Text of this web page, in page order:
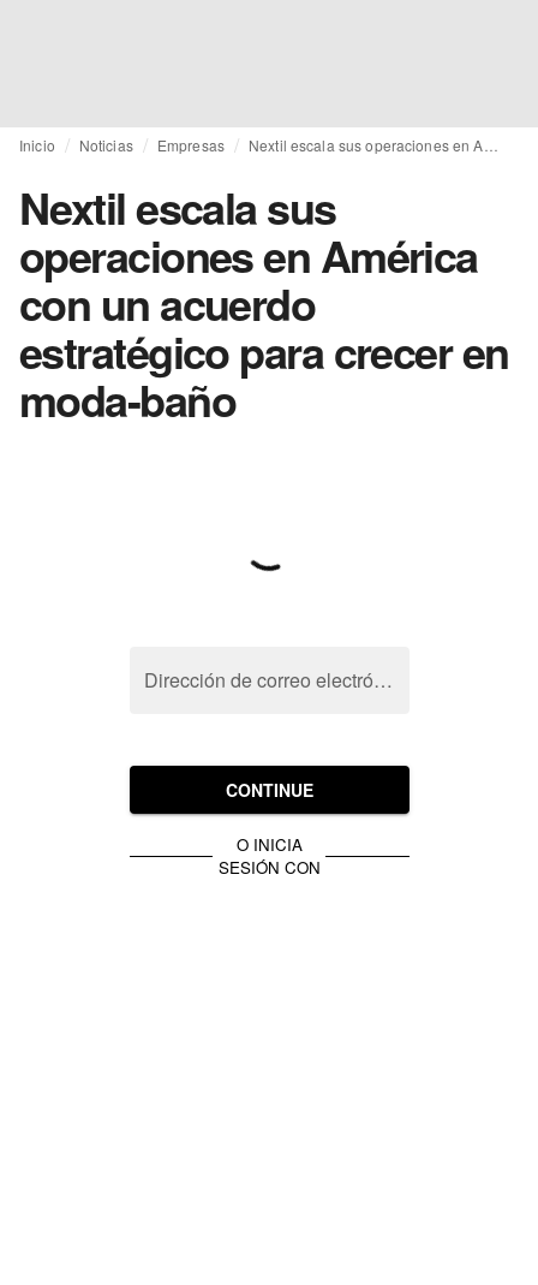
Inicio Noticias Empresas
Nextil escala sus
operaciones en América
con un acuerdo
estratégico para crecer en
moda-baño
Dirección de correo electrónico
CONTINUE
O INICIA
SESIÓN CON